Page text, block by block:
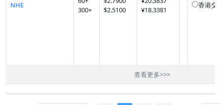
NHE
300+
$2.5100
¥18.3381
香港交
查看更多>>>